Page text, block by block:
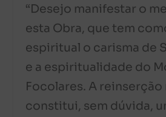
“Desejo manifestar o
esta Obra, que tem
espiritual o carisma de
e a espiritualidade do
Focolares. A
constitui, sem dúvida,